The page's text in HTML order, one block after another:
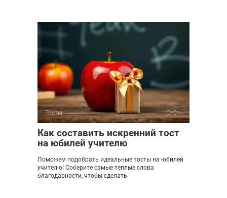
Тосты 0
Как составить искренний тост
на юбилей учителю
Поможем подобрать идеальные тосты на юбилей
учителю! Соберите самые теплые слова
благодарности, чтобы сделать